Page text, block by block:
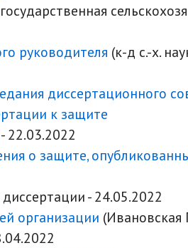
руководителя (к-д с.-х.
диссертационного
к защите
- 22.03.2022
о защите,
- 24.05.2022
организации (Ивановская